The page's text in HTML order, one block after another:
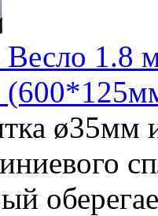
1.8
ø35мм